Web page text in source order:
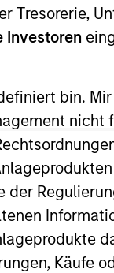
Tresorerie,
bin.
nicht
Käufe
and service
hyperlinks to
verification or
contained on